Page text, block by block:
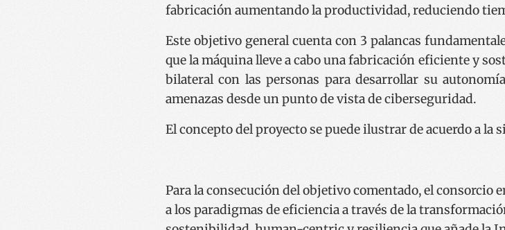
fabricación aumentando la productividad, reduciendo
Este objetivo general cuenta con 3 palancas
que la máquina lleve a cabo una fabricación eficiente y
bilateral con las personas para desarrollar su
amenazas desde un punto de vista de ciberseguridad.
El concepto del proyecto se puede ilustrar de acuerdo a la
Para la consecución del objetivo comentado, el
a los paradigmas deeficiencia a través de la